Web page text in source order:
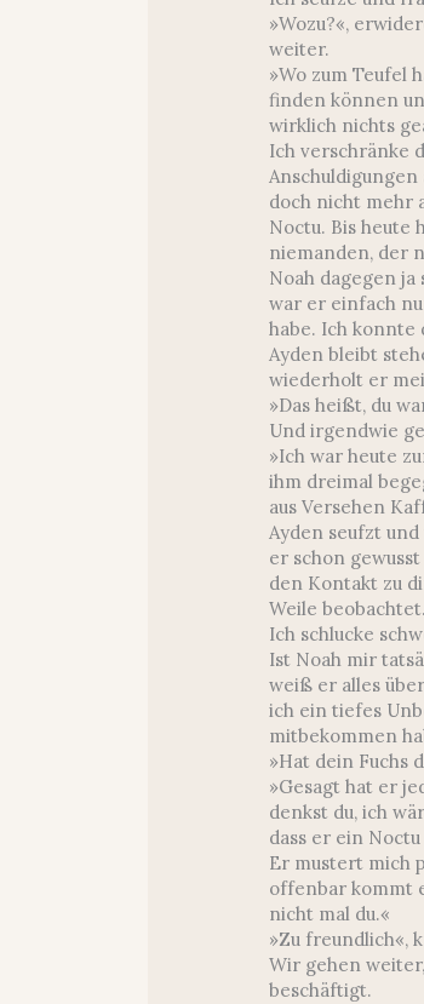
»Wozu?«,
weiter.
»Wo zum Teufel
finden können
wirklich nichts
Ich verschränke
doch nicht mehr
Noctu. Bis heute
niemanden, der
Noah dagegen
war er einfach
habe. Ich konnte
Ayden bleibt
wiederholt er
»Das heißt, du
Und irgendwie
»Ich war heute
ihm dreimal
aus Versehen
Ayden seufzt
er schon
den Kontakt zu
Weile
Ich schlucke
Ist Noah mir
weiß er alles
ich ein tiefes
mitbekommen
»Hat dein Fuchs
»Gesagt hat er
denkst du, ich
dass er ein Noctu
Er mustert mich
offenbar kommt
nicht mal du.«
»Zu freundlich«,
Wir gehen
beschäftigt.